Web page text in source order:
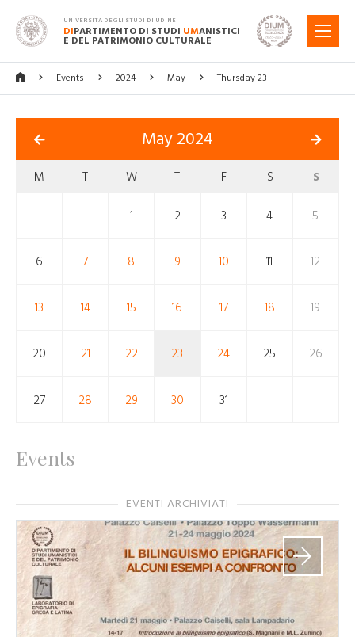
UNIVERSITÀ DEGLI STUDI DI UDINE
DIPARTIMENTO DI STUDI UMANISTICI
E DEL PATRIMONIO CULTURALE
MENU
Events 2024 May Thursday 23
May 2024
M T W T F S S
1 2 3 4 5
6 7 8 9 10 11 12
13 14 15 16 17 18 19
20 21 22 23 24 25 26
27 28 29 30 31
Events
EVENTI ARCHIVIATI